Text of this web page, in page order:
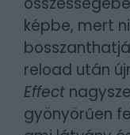
képbe, mert
reload után
Effect
gyönyörűen